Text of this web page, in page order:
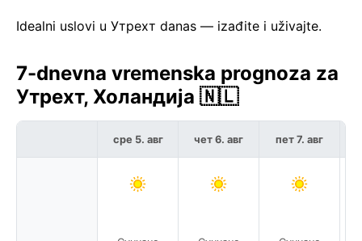
Idealni uslovi u Утрехт danas — izađite i uživajte.
7-dnevna vremenska prognoza za
Утрехт, Холандија 🇳🇱
сре 5. авг чет 6. авг пет 7. авг